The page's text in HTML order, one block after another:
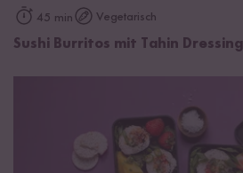
45 min Vegetarisch
Sushi Burritos mit Tahin Dressing